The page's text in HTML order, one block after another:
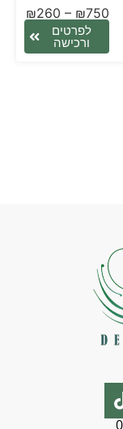
₪260 – ₪750
לפרטים
ורכישה